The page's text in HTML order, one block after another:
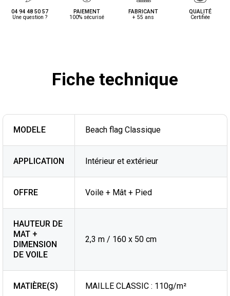
04 94 48 50 57
Une question ?
PAIEMENT
100% sécurisé
FABRICANT
+ 55 ans
QUALITÉ
Certifiée
Fiche technique
MODELE Beach flag Classique
APPLICATION Intérieur et extérieur
OFFRE Voile + Mât + Pied
HAUTEUR DE
MAT +
DIMENSION
DE VOILE
2,3 m / 160 x 50 cm
MATIÈRE(S) MAILLE CLASSIC : 110g/m²